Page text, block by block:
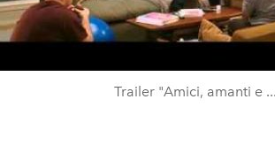
Trailer "Amici, amanti e